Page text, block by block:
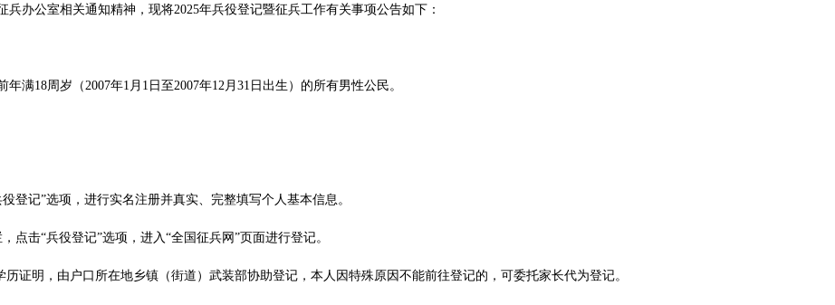
办公室相关通知精神，现将2025年兵役登记暨征兵工作有关事项公告如下：
满18周岁（2007年1月1日至2007年12月31日出生）的所有男性公民。
登记”选项，进行实名注册并真实、完整填写个人基本信息。
点击“兵役登记”选项，进入“全国征兵网”页面进行登记。
证明，由户口所在地乡镇（街道）武装部协助登记，本人因特殊原因不能前往登记的，可委托家长代为登记。